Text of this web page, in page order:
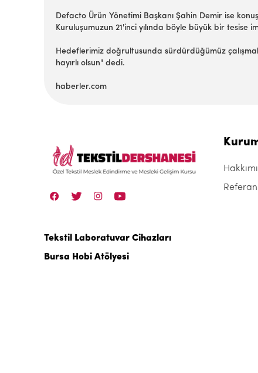
Defacto Ürün Yönetimi Başkanı Şahin Demir ise
Kuruluşumuzun 21'inci yılında böyle büyük bir tesise
Hedeflerimiz doğrultusunda sürdürdüğümüz
hayırlı olsun" dedi.
haberler.com
Tekstil Laboratuvar Cihazları
Bursa Hobi Atölyesi